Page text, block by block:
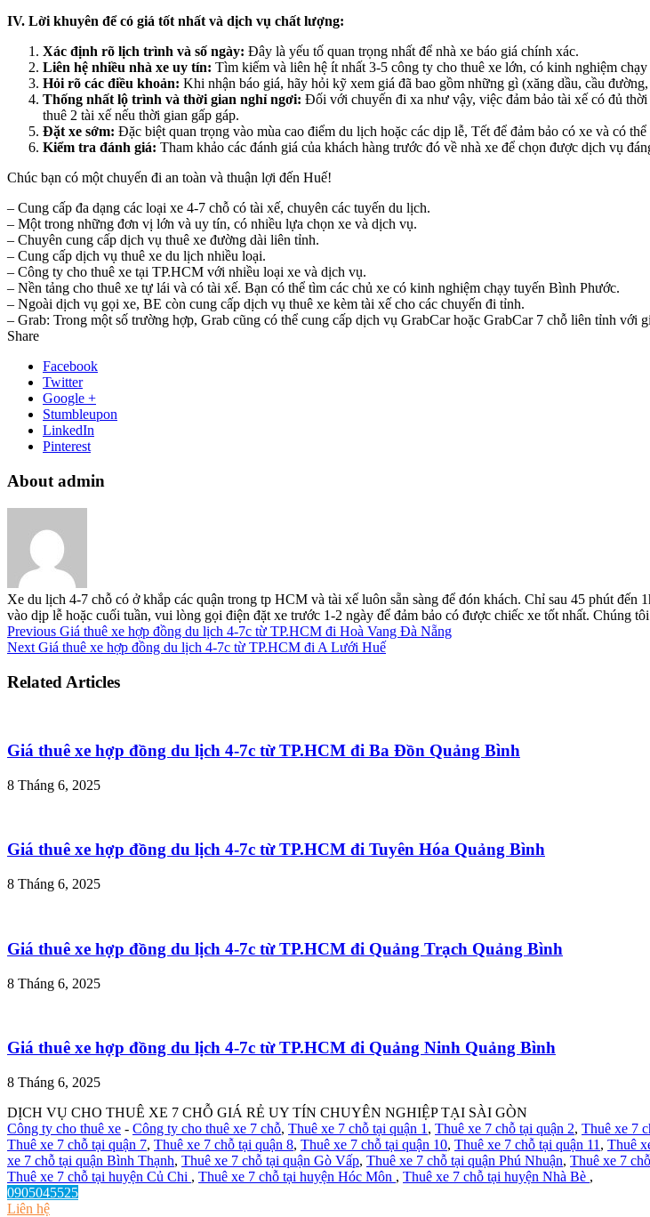
IV. Lời khuyên để có giá tốt nhất và dịch vụ chất lượng:
Xác định rõ lịch trình và số ngày: Đây là yếu tố quan trọng nhất để nhà xe báo giá chính xác.
Liên hệ nhiều nhà xe uy tín: Tìm kiếm và liên hệ ít nhất 3-5 công ty cho thuê xe lớn, có kinh nghiệm
Hỏi rõ các điều khoản: Khi nhận báo giá, hãy hỏi kỹ xem giá đã bao gồm những gì (xăng dầu, cầu
Thống nhất lộ trình và thời gian nghỉ ngơi: Đối với chuyến đi xa như vậy, việc đảm bảo tài xế có đủ
thuê 2 tài xế nếu thời gian gấp gáp.
Đặt xe sớm: Đặc biệt quan trọng vào mùa cao điểm du lịch hoặc các dịp lễ, Tết để đảm bảo có xe và có
Kiểm tra đánh giá: Tham khảo các đánh giá của khách hàng trước đó về nhà xe để chọn được dịch vụ
Chúc bạn có một chuyến đi an toàn và thuận lợi đến Huế!
– Cung cấp đa dạng các loại xe 4-7 chỗ có tài xế, chuyên các tuyến du lịch.
– Một trong những đơn vị lớn và uy tín, có nhiều lựa chọn xe và dịch vụ.
– Chuyên cung cấp dịch vụ thuê xe đường dài liên tỉnh.
– Cung cấp dịch vụ thuê xe du lịch nhiều loại.
– Công ty cho thuê xe tại TP.HCM với nhiều loại xe và dịch vụ.
– Nền tảng cho thuê xe tự lái và có tài xế. Bạn có thể tìm các chủ xe có kinh nghiệm chạy tuyến Bình Phước.
– Ngoài dịch vụ gọi xe, BE còn cung cấp dịch vụ thuê xe kèm tài xế cho các chuyến đi tỉnh.
– Grab: Trong một số trường hợp, Grab cũng có thể cung cấp dịch vụ GrabCar hoặc GrabCar 7 chỗ liên tỉnh với
Share
Facebook
Twitter
Google +
Stumbleupon
LinkedIn
Pinterest
About admin
Xe du lịch 4-7 chỗ có ở khắp các quận trong tp HCM và tài xế luôn sẵn sàng để đón khách. Chỉ sau 45 phút
vào dịp lễ hoặc cuối tuần, vui lòng gọi điện đặt xe trước 1-2 ngày để đảm bảo có được chiếc xe tốt nhất. Chúng
Previous Giá thuê xe hợp đồng du lịch 4-7c từ TP.HCM đi Hoà Vang Đà Nẵng
Next Giá thuê xe hợp đồng du lịch 4-7c từ TP.HCM đi A Lưới Huế
Related Articles
Giá thuê xe hợp đồng du lịch 4-7c từ TP.HCM đi Ba Đồn Quảng Bình
8 Tháng 6, 2025
Giá thuê xe hợp đồng du lịch 4-7c từ TP.HCM đi Tuyên Hóa Quảng Bình
8 Tháng 6, 2025
Giá thuê xe hợp đồng du lịch 4-7c từ TP.HCM đi Quảng Trạch Quảng Bình
8 Tháng 6, 2025
Giá thuê xe hợp đồng du lịch 4-7c từ TP.HCM đi Quảng Ninh Quảng Bình
8 Tháng 6, 2025
DỊCH VỤ CHO THUÊ XE 7 CHỖ GIÁ RẺ UY TÍN CHUYÊN NGHIỆP TẠI SÀI GÒN
Công ty cho thuê xe - Công ty cho thuê xe 7 chỗ, Thuê xe 7 chỗ tại quận 1 , Thuê xe 7 chỗ tại quận 2, Thuê xe 7
Thuê xe 7 chỗ tại quận 7, Thuê xe 7 chỗ tại quận 8, Thuê xe 7 chỗ tại quận 10, Thuê xe 7 chỗ tại quận 11 , Thuê
xe 7 chỗ tại quận Bình Thạnh, Thuê xe 7 chỗ tại quận Gò Vấp, Thuê xe 7 chỗ tại quận Phú Nhuận, Thuê xe 7
Thuê xe 7 chỗ tại huyện Củ Chi , Thuê xe 7 chỗ tại huyện Hóc Môn , Thuê xe 7 chỗ tại huyện Nhà Bè ,
0905045525
Liên hệ